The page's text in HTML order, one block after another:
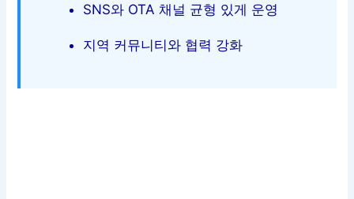
SNS와 OTA 채널 균형 있게 운영
지역 커뮤니티와 협력 강화